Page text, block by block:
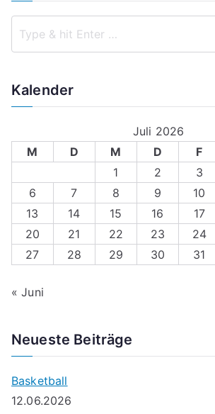
Kalender
Juli 2026
M
D M D F
1
2 3
6
7 8 9 10
13
14 15 16 17
20
21 22 23 24
27
28 29 30 31
« Juni
Neueste Beiträge
Basketball
12.06.2026